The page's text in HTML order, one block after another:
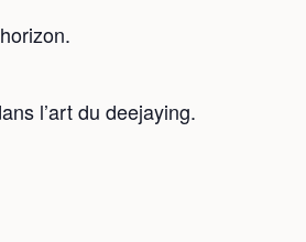
l’art du deejaying.